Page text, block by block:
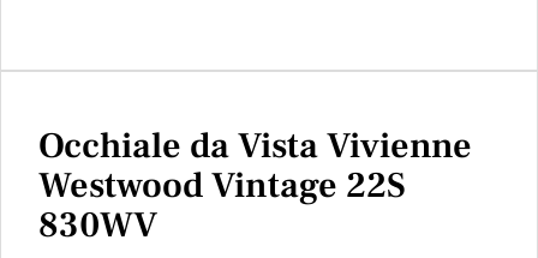
Occhiale da Vista Vivienne
Westwood Vintage 22S
830WV